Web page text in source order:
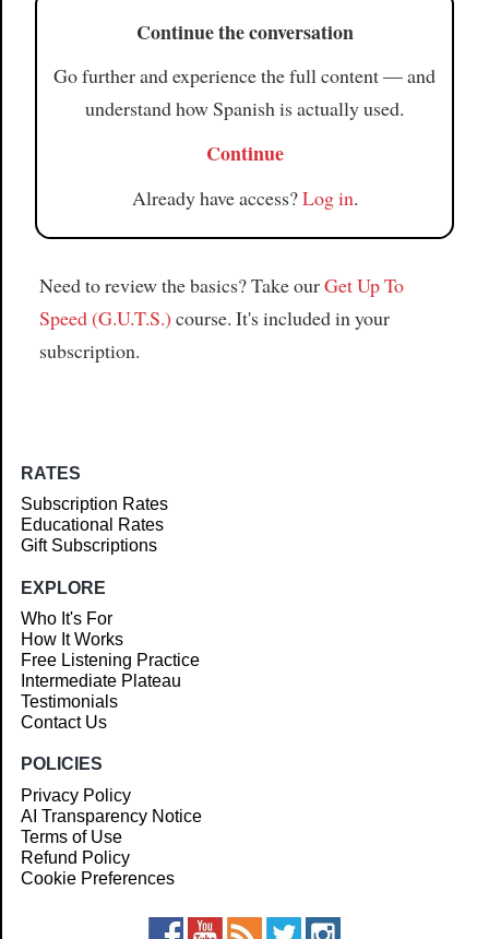
Continue the conversation
Go further and experience the full content — and
understand how Spanish is actually used.
Continue
Already have access?Log in.
Need to review the basics? Take ourGet Up To
Speed (G.U.T.S.) course. It's included in your
subscription.
RATES
Subscription Rates
Educational Rates
Gift Subscriptions
EXPLORE
Who It's For
How It Works
Free Listening Practice
Intermediate Plateau
Testimonials
Contact Us
POLICIES
Privacy Policy
AI Transparency Notice
Terms of Use
Refund Policy
Cookie Preferences